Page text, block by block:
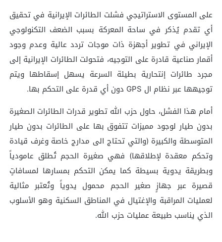
على المستوى الاستراتيجي فشلت الطائرات الإيرانية في تحقيق
أي تقدم يُذكر في ساحة المعركة بسبب الضعف التكنولوجي
الإيراني في تطوير أجهزة ذات موجات تردد عالية وعدم وجود
أقمار صناعية قادرة على التوجيه، فتحولت الطائرات الإيرانية إلى
مجرد طائرات إنتحارية بطيئة السرعة يسهل إسقاطها ويتم
توجيهها عبر نظام ال GPS دون أي قدرة على التحكم بها.
أمام هذا الفشل، حاول حزب الله تطوير قدرات الطائرات الصغيرة
بدون طيار لوجود مميزات تتفوق بها على الطائرات بدون طيار
المتوسطة والكبيرة (والتي تحتاج الى مدارج خاصة وغرف قيادة
وتحكم معقدة لإطلاقها) فهي صغيرة الحجم تُطلق عامودياً
وبطريقة يدوية بسيطة كما يمكن التحكم بمسارها لمسافاتٍ
قصيرة عبر جهازٍ صغير الحجم محمول يدوياً وتُعتبر مثالية
لعمليات المراقبة والإغتيال في المناطق السكنية وهو الأسلوب
الذي يناسب طبيعة عمليات حزب الله.